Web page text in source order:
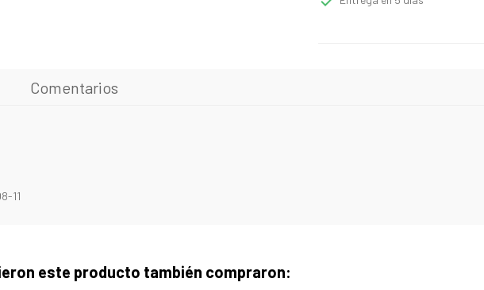
Comentarios
11
este producto también compraron: